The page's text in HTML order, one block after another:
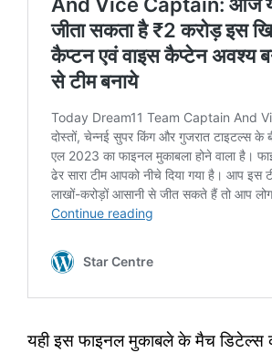
यही इस फाइनल मुकाबले के मैच डिटेल्स